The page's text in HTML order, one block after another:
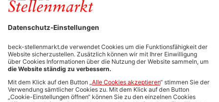
FÜR ARBEITGEBER
Stellenmarktpreise
Anzeigen-AGB
Media-Daten
Newsletteranmeldung
Produktübersicht